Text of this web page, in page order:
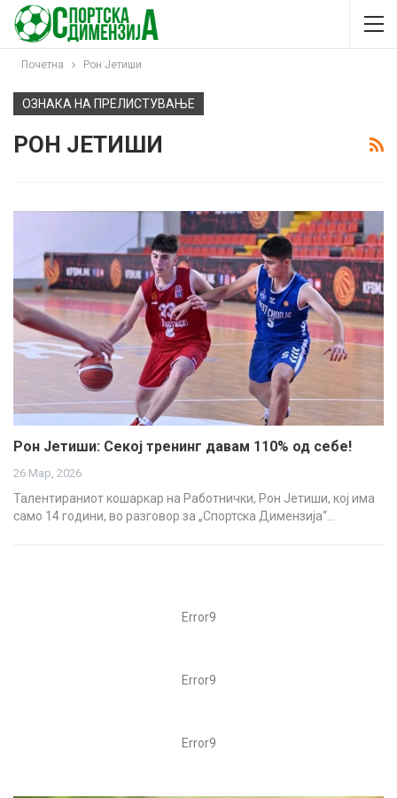
Почетна Рон Јетиши
ОЗНАКА НА ПРЕЛИСТУВАЊЕ
РОН ЈЕТИШИ
Рон Јетиши: Секој тренинг давам 110% од себе!
26 Мар, 2026
Талентираниот кошаркар на Работнички, Рон Јетиши, кој има
само 14 години, во разговор за „Спортска Димензија“…
Error9
Error9
Error9